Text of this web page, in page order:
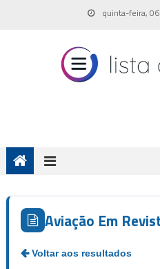
quinta-feira,
Aviação Em